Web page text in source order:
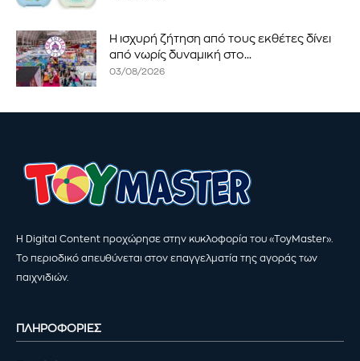
Η ισχυρή ζήτηση από τους εκθέτες δίνει
από νωρίς δυναμική στο...
03/08/2026
Η Digital Content προχώρησε στην κυκλοφορία του «ToyMaster».
Το περιοδικό απευθύνεται στον επαγγελματία της αγοράς των
παιχνιδιών.
ΠΛΗΡΟΦΟΡΙΕΣ